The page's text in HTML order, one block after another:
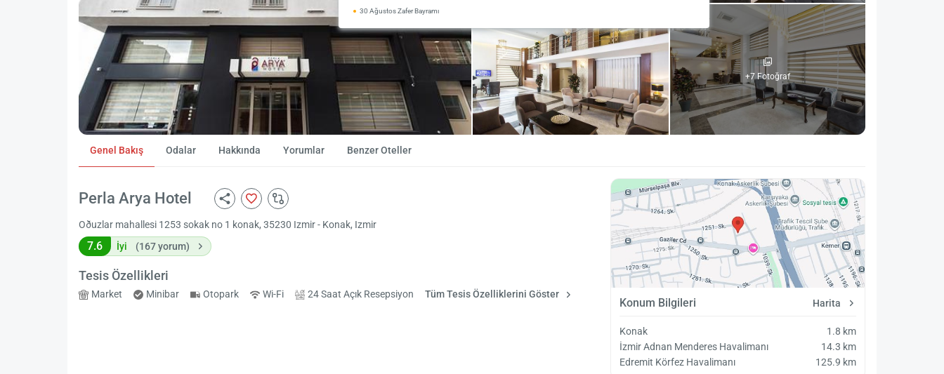
30 Ağustos Zafer Bayramı
+7 Fotoğraf
Genel Bakış Odalar Hakkında Yorumlar Benzer Oteller
Perla Arya Hotel
Oðuzlar mahallesi 1253 sokak no 1 konak, 35230 Izmir - Konak, Izmir
7.6 İyi (167 yorum)
Tesis Özellikleri
Market Minibar Otopark Wi-Fi 24 Saat Açık Resepsiyon Tüm Tesis Özelliklerini Göster
Konum Bilgileri Harita
Konak
1.8 km
İzmir Adnan Menderes Havalimanı
14.3 km
Edremit Körfez Havalimanı
125.9 km